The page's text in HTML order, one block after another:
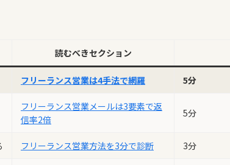
読むべきセクション
フリーランス営業は4手法で網羅 5分
フリーランス営業メールは3要素で返
信率2倍
5分
フリーランス営業方法を3分で診断 3分